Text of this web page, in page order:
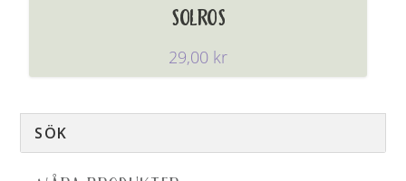
SOLROS
29,00 kr